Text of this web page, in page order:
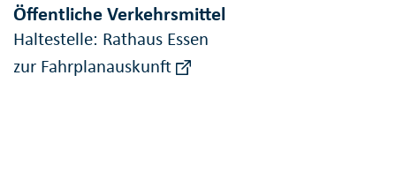
Öffentliche Verkehrsmittel
Haltestelle: Rathaus Essen
zur Fahrplanauskunft